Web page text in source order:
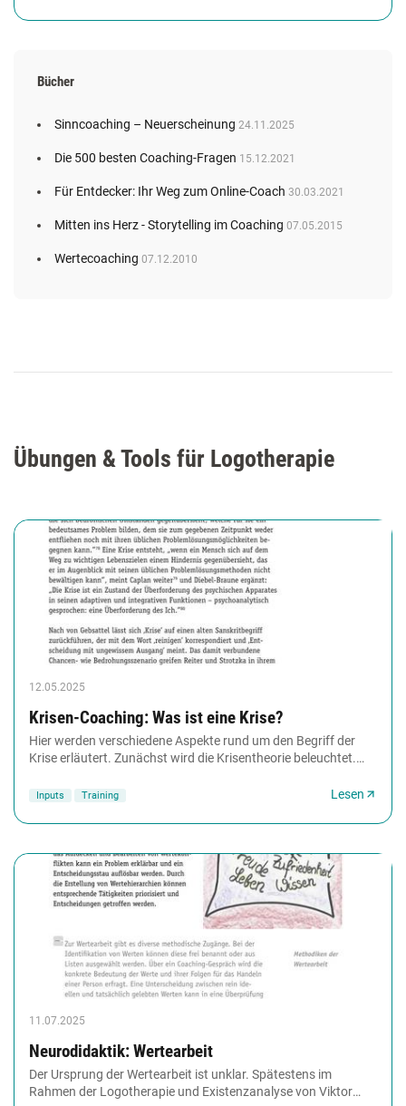
Bücher
Sinncoaching – Neuerscheinung 24.11.2025
Die 500 besten Coaching-Fragen 15.12.2021
Für Entdecker: Ihr Weg zum Online-Coach 30.03.2021
Mitten ins Herz - Storytelling im Coaching 07.05.2015
Wertecoaching 07.12.2010
Übungen & Tools für Logotherapie
12.05.2025
Krisen-Coaching: Was ist eine Krise?
Hier werden verschiedene Aspekte rund um den Begriff der
Krise erläutert. Zunächst wird die Krisentheorie beleuchtet.
Inputs Training Lesen
11.07.2025
Neurodidaktik: Wertearbeit
Der Ursprung der Wertearbeit ist unklar. Spätestens im
Rahmen der Logotherapie und Existenzanalyse von Viktor